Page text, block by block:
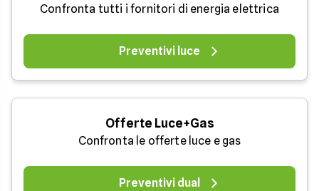
Confronta tutti i fornitori di energia elettrica
Preventivi luce
Offerte Luce+Gas
Confronta le offerte luce e gas
Preventivi dual